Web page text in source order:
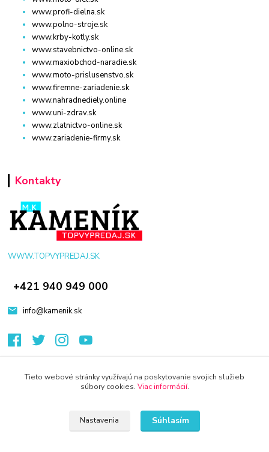
www.profi-dielna.sk
www.polno-stroje.sk
www.krby-kotly.sk
www.stavebnictvo-online.sk
www.maxiobchod-naradie.sk
www.moto-prislusenstvo.sk
www.firemne-zariadenie.sk
www.nahradnediely.online
www.uni-zdrav.sk
www.zlatnictvo-online.sk
www.zariadenie-firmy.sk
Kontakty
WWW.TOPVYPREDAJ.SK
+421 940 949 000
info@kamenik.sk
Eshop-rychlo.sk
Tieto webové stránky využívajú na poskytovanie svojich služieb
súbory cookies. Viac informácií.
Nastavenia Súhlasím